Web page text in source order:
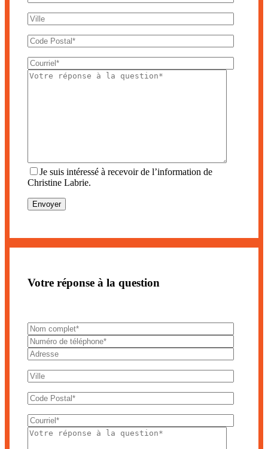
Je suis intéressé à recevoir de l’information de
Christine Labrie.
Votre réponse à la question